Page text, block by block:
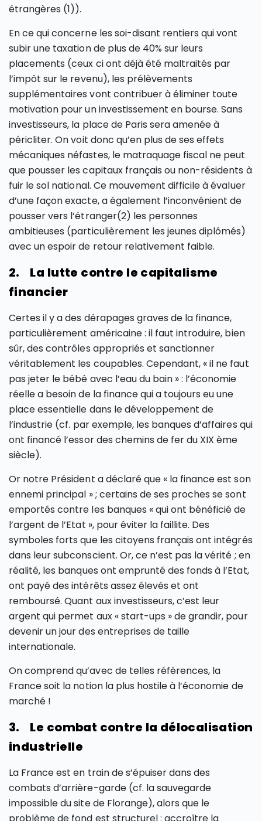
étrangères (1)).
En ce qui concerne les soi-disant rentiers qui vont
subir une taxation de plus de 40% sur leurs
placements (ceux ci ont déjà été maltraités par
l’impôt sur le revenu), les prélèvements
supplémentaires vont contribuer à éliminer toute
motivation pour un investissement en bourse. Sans
investisseurs, la place de Paris sera amenée à
péricliter. On voit donc qu’en plus de ses effets
mécaniques néfastes, le matraquage fiscal ne peut
que pousser les capitaux français ou non-résidents à
fuir le sol national. Ce mouvement difficile à évaluer
d’une façon exacte, a également l’inconvénient de
pousser vers l’étranger(2) les personnes
ambitieuses (particulièrement les jeunes diplômés)
avec un espoir de retour relativement faible.
2. La lutte contre le capitalisme
financier
Certes il y a des dérapages graves de la finance,
particulièrement américaine : il faut introduire, bien
sûr, des contrôles appropriés et sanctionner
véritablement les coupables. Cependant, « il ne faut
pas jeter le bébé avec l’eau du bain » : l’économie
réelle a besoin de la finance qui a toujours eu une
place essentielle dans le développement de
l’industrie (cf. par exemple, les banques d’affaires qui
ont financé l’essor des chemins de fer du XIX ème
siècle).
Or notre Président a déclaré que « la finance est son
ennemi principal » ; certains de ses proches se sont
emportés contre les banques « qui ont bénéficié de
l’argent de l’Etat », pour éviter la faillite. Des
symboles forts que les citoyens français ont intégrés
dans leur subconscient. Or, ce n’est pas la vérité ; en
réalité, les banques ont emprunté des fonds à l’Etat,
ont payé des intérêts assez élevés et ont
remboursé. Quant aux investisseurs, c’est leur
argent qui permet aux « start-ups » de grandir, pour
devenir un jour des entreprises de taille
internationale.
On comprend qu’avec de telles références, la
France soit la notion la plus hostile à l’économie de
marché !
3. Le combat contre la délocalisation
industrielle
La France est en train de s’épuiser dans des
combats d’arrière-garde (cf. la sauvegarde
impossible du site de Florange), alors que le